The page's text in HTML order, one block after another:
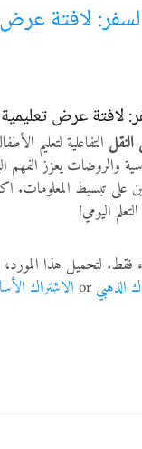
لافتة
لافتة عرض
التفاعلية لتعليم
والروضات يعزز الفهم
على تبسيط
اليومي!
فقط. لتحميل هذا المورد،
الذهبي الاشتراك